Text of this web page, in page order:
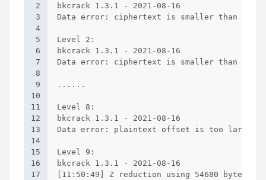
2
3
4
5
6
7
8
9
10
11
12
13
14
15
16
17
bkcrack 1.3.1 - 2021-08-16
Data error: ciphertext is smaller than
Level 2:
bkcrack 1.3.1 - 2021-08-16
Data error: ciphertext is smaller than
......
Level 8:
bkcrack 1.3.1 - 2021-08-16
Data error: plaintext offset is too large.
Level 9:
bkcrack 1.3.1 - 2021-08-16
[11:50:49] Z reduction using 54680 bytes of